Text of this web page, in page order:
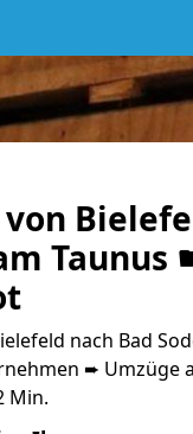
Taunus
nach Bad
➨ Umzüge
Min.